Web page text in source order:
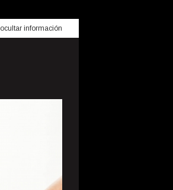
ocultar información